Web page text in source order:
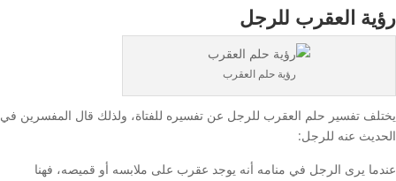
رؤية العقرب للرجل
رؤية حلم العقرب
يختلف تفسير حلم العقرب للرجل عن تفسيره للفتاة، ولذلك قال المفسرين في
الحديث عنه للرجل:
عندما يرى الرجل في منامه أنه يوجد عقرب على ملابسه أو قميصه، فهنا